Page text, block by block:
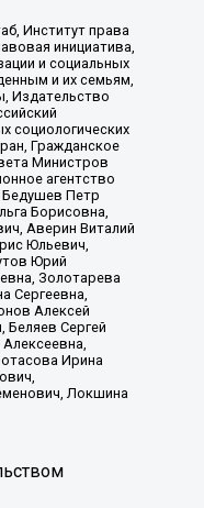
Институт права
инициатива,
и социальных
и их семьям,
Издательство
социологических
Гражданское
Министров
агентство
Бедушев Петр
Борисовна,
Аверин Виталий
Юльевич,
Юрий
Золотарева
Сергеевна,
Алексей
Беляев Сергей
Ирина
Локшина